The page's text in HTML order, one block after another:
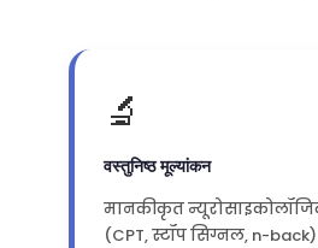
🔬
वस्तुनिष्ठ मूल्यांकन
मानकीकृत
(CPT, स्टॉप सिग्नल, n-